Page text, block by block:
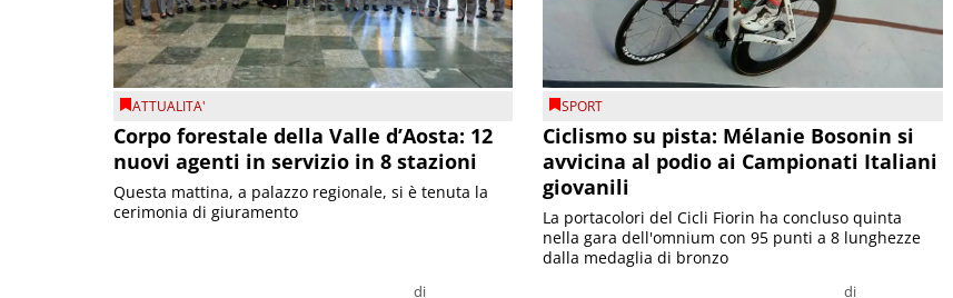
ATTUALITA'
Corpo forestale della Valle d’Aosta: 12
nuovi agenti in servizio in 8 stazioni
di
Questa mattina, a palazzo regionale, si è tenuta la
cerimonia di giuramento
SPORT
Ciclismo su pista: Mélanie Bosonin si
avvicina al podio ai Campionati Italiani
giovanili
di
La portacolori del Cicli Fiorin ha concluso quinta
nella gara dell'omnium con 95 punti a 8 lunghezze
dalla medaglia di bronzo